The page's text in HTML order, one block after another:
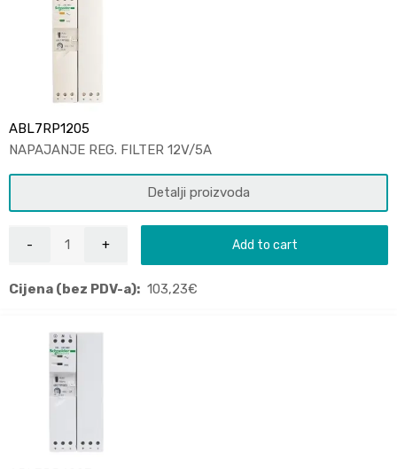
ABL7RP1205
NAPAJANJE REG. FILTER 12V/5A
Detalji proizvoda
Add to cart
Cijena (bez PDV-a): 103,23€